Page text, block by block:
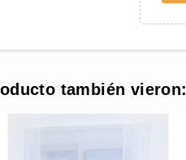
también vieron: